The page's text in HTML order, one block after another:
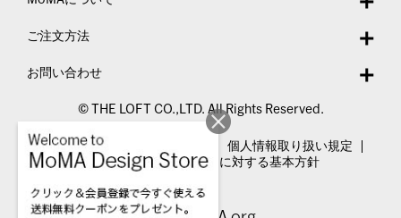
ご注文方法
お問い合わせ
© THE LOFT CO.,LTD. All Rights Reserved.
特定商取引法表示
個人情報取り扱い規定
カスタマーハラスメントに対する基本方針